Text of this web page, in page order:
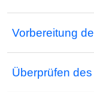
Vorbereitung
Überprüfen